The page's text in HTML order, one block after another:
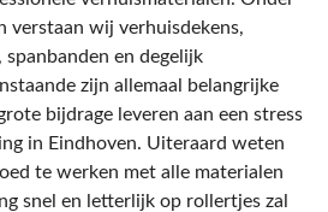
verstaan wij verhuisdekens,
spanbanden en degelijk
zijn allemaal belangrijke
bijdrage leveren aan een stress
in Eindhoven. Uiteraard weten
te werken met alle materialen
snel en letterlijk op rollertjes zal